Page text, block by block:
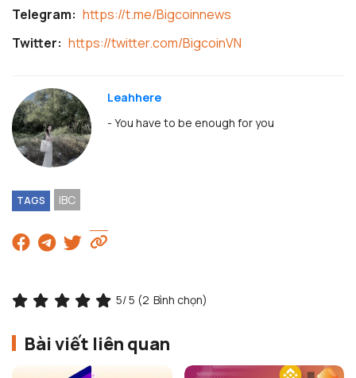
Telegram: https://t.me/Bigcoinnews
Twitter: https://twitter.com/BigcoinVN
Leahhere
- You have to be enough for you
TAGS IBC
5/ 5 (2 Bình chọn)
Bài viết liên quan